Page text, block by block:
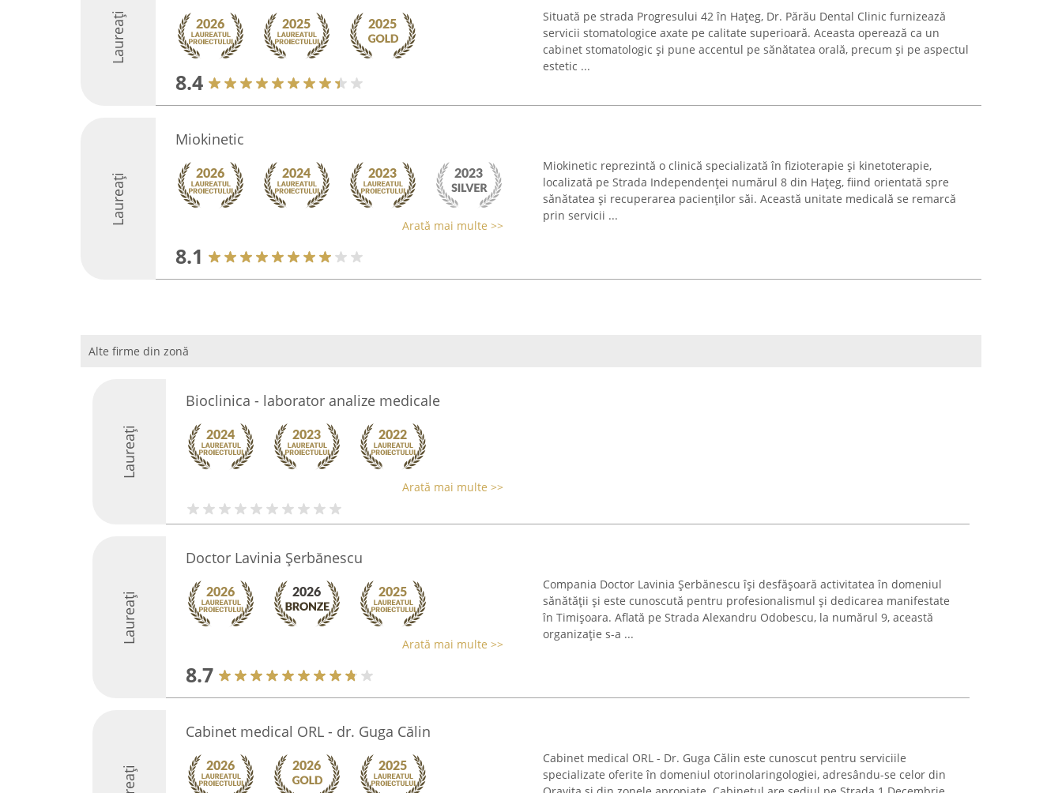
Laureați
8.4
Situată pe strada Progresului 42 în Hațeg, Dr. Părău Dental Clinic furnizează
servicii stomatologice axate pe calitate superioară. Aceasta operează ca un
cabinet stomatologic și pune accentul pe sănătatea orală, precum și pe aspectul
estetic ...
Laureați
Miokinetic
Arată mai multe >>
8.1
Miokinetic reprezintă o clinică specializată în fizioterapie și kinetoterapie,
localizată pe Strada Independenței numărul 8 din Hațeg, fiind orientată spre
sănătatea și recuperarea pacienților săi. Această unitate medicală se remarcă
prin servicii ...
Alte firme din zonă
Laureați
Bioclinica - laborator analize medicale
Arată mai multe >>
Laureați
Doctor Lavinia Șerbănescu
Arată mai multe >>
8.7
Compania Doctor Lavinia Șerbănescu își desfășoară activitatea în domeniul
sănătății și este cunoscută pentru profesionalismul și dedicarea manifestate
în Timișoara. Aflată pe Strada Alexandru Odobescu, la numărul 9, această
organizație s-a ...
Cabinet medical ORL - dr. Guga Călin
Cabinet medical ORL - Dr. Guga Călin este cunoscut pentru serviciile
specializate oferite în domeniul otorinolaringologiei, adresându-se celor din